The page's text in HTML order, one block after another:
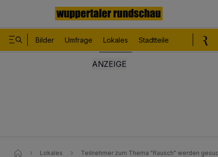
Bilder Umfrage Lokales Stadtteile
Lokales Teilnehmer zum Thema "Rausch" werden